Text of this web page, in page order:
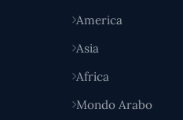
America
Asia
Africa
Mondo Arabo